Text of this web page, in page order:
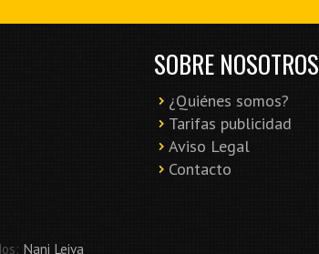
SOBRE NOSOTROS
¿Quiénes somos?
Tarifas publicidad
Aviso Legal
Contacto
Nani Leiva